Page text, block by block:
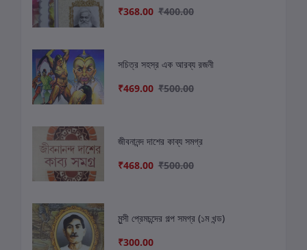
₹368.00 ₹400.00
সচিত্র সহস্র এক আরব্য রজনী
₹469.00 ₹500.00
জীবনানন্দ দাশের কাব্য সমগ্র
₹468.00 ₹500.00
মুন্সী প্রেমচন্দের গল্প সমগ্র (১ম খন্ড)
₹300.00